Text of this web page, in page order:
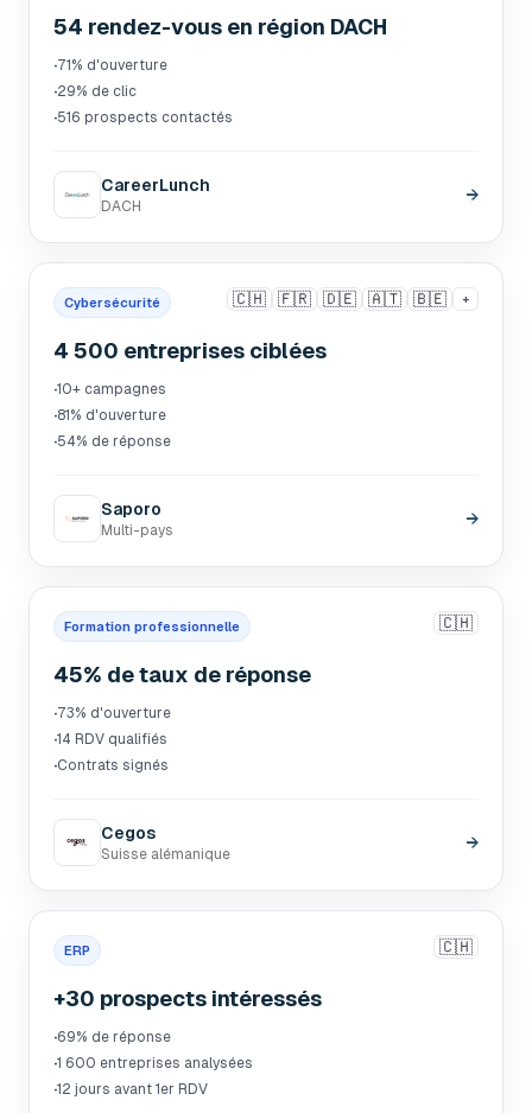
54 rendez-vous en région DACH
·71% d'ouverture
·29% de clic
·516 prospects contactés
CareerLunch
DACH
→
Cybersécurité 🇨🇭 🇫🇷 🇩🇪 🇦🇹 🇧🇪 +
4 500 entreprises ciblées
·10+ campagnes
·81% d'ouverture
·54% de réponse
Saporo
Multi-pays
→
Formation professionnelle 🇨🇭
45% de taux de réponse
·73% d'ouverture
·14 RDV qualifiés
·Contrats signés
Cegos
Suisse alémanique
→
ERP 🇨🇭
+30 prospects intéressés
·69% de réponse
·1 600 entreprises analysées
·12 jours avant 1er RDV